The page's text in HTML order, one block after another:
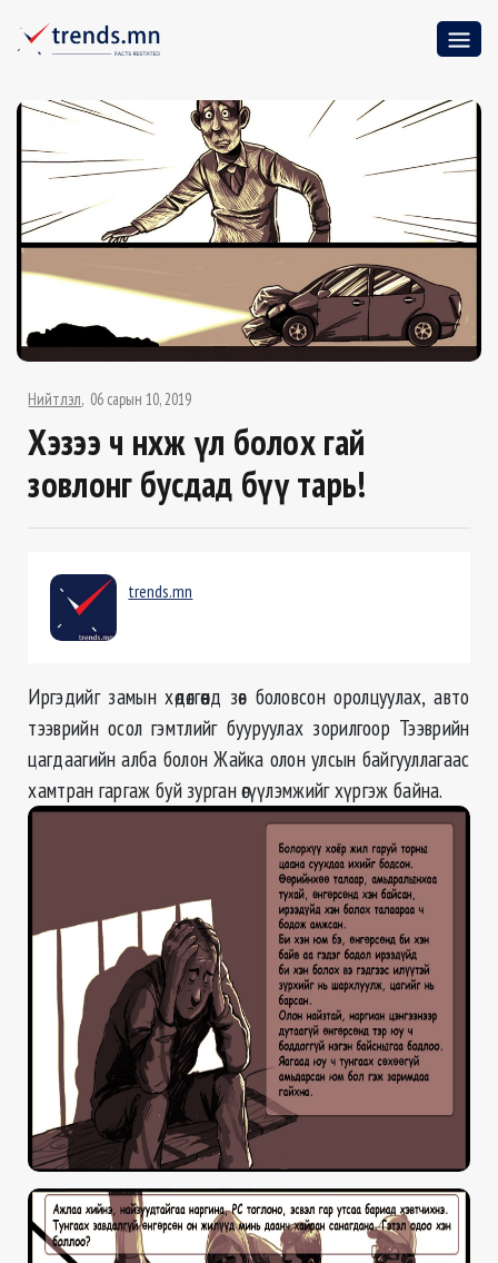
Нийтлэл 06 сарын 10, 2019
Хэзээ ч нөхөж үл болох гай
зовлонг бусдад бүү тарь!
trends.mn
Иргэдийг замын хөдөлгөөнд зөв боловсон оролцуулах, авто
тээврийн осол гэмтлийг бууруулах зорилгоор Тээврийн
цагдаагийн алба болон Жайка олон улсын байгууллагаас
хамтран гаргаж буй зурган өгүүлэмжийг хүргэж байна.